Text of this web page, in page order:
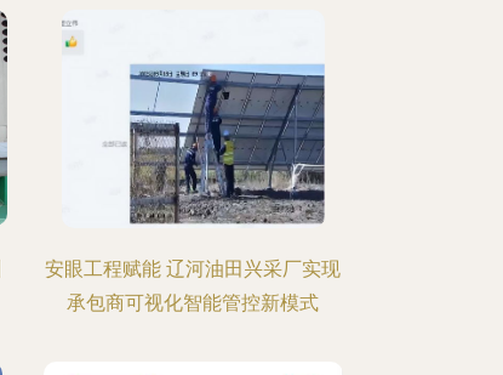
安眼工程赋能 辽河油田兴采厂实现
承包商可视化智能管控新模式